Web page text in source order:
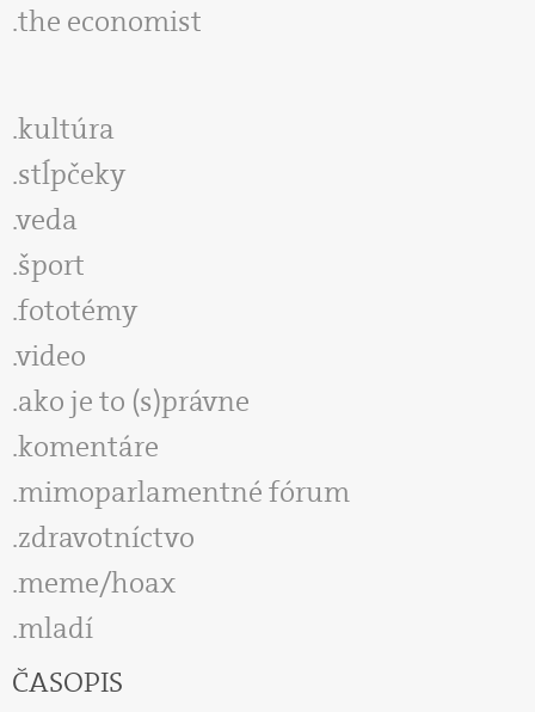
the economist
kultúra
stĺpčeky
veda
šport
fototémy
video
ako je to (s)právne
komentáre
mimoparlamentné fórum
zdravotníctvo
meme/hoax
mladí
ČASOPIS